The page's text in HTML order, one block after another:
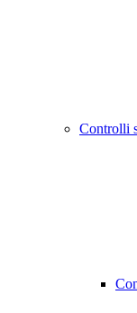
Controlli